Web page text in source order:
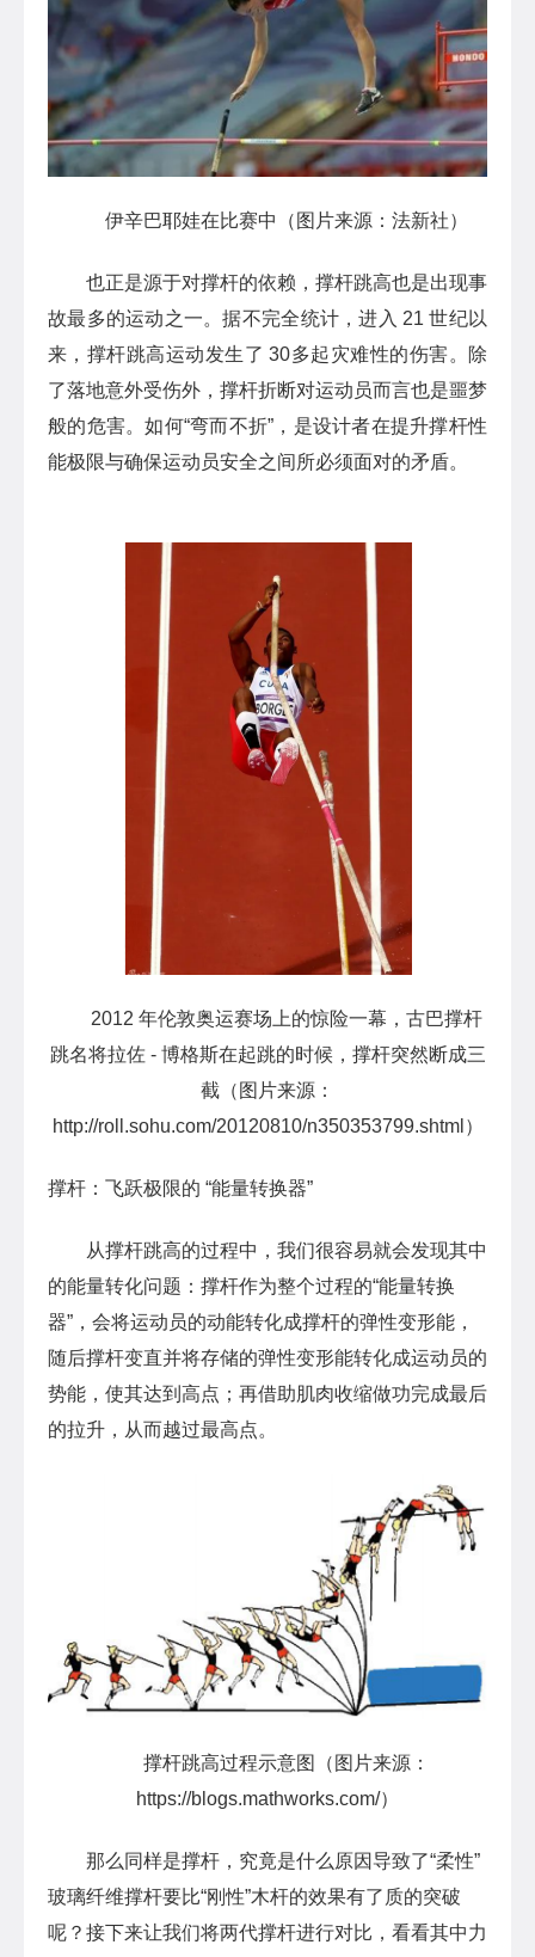
伊辛巴耶娃在比赛中（图片来源：法新社）
也正是源于对撑杆的依赖，撑杆跳高也是出现事
故最多的运动之一。据不完全统计，进入 21 世纪以
来，撑杆跳高运动发生了 30多起灾难性的伤害。除
了落地意外受伤外，撑杆折断对运动员而言也是噩梦
般的危害。如何“弯而不折”，是设计者在提升撑杆性
能极限与确保运动员安全之间所必须面对的矛盾。
2012 年伦敦奥运赛场上的惊险一幕，古巴撑杆
跳名将拉佐 - 博格斯在起跳的时候，撑杆突然断成三
截（图片来源：
http://roll.sohu.com/20120810/n350353799.shtml）
撑杆：飞跃极限的 “能量转换器”
从撑杆跳高的过程中，我们很容易就会发现其中
的能量转化问题：撑杆作为整个过程的“能量转换
器”，会将运动员的动能转化成撑杆的弹性变形能，
随后撑杆变直并将存储的弹性变形能转化成运动员的
势能，使其达到高点；再借助肌肉收缩做功完成最后
的拉升，从而越过最高点。
撑杆跳高过程示意图（图片来源：
https://blogs.mathworks.com/）
那么同样是撑杆，究竟是什么原因导致了“柔性”
玻璃纤维撑杆要比“刚性”木杆的效果有了质的突破
呢？接下来让我们将两代撑杆进行对比，看看其中力